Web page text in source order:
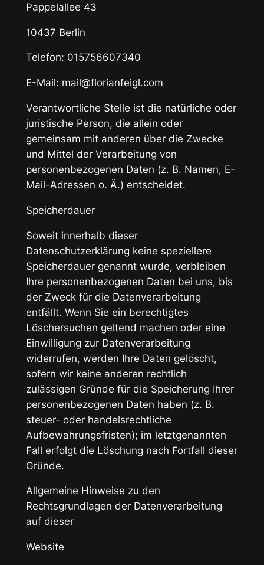
Pappelallee 43
10437 Berlin
Telefon: 015756607340
E-Mail: mail@florianfeigl.com
Verantwortliche Stelle ist die natürliche oder
juristische Person, die allein oder
gemeinsam mit anderen über die Zwecke
und Mittel der Verarbeitung von
personenbezogenen Daten (z. B. Namen, E-
Mail-Adressen o. Ä.) entscheidet.
Speicherdauer
Soweit innerhalb dieser
Datenschutzerklärung keine speziellere
Speicherdauer genannt wurde, verbleiben
Ihre personenbezogenen Daten bei uns, bis
der Zweck für die Datenverarbeitung
entfällt. Wenn Sie ein berechtigtes
Löschersuchen geltend machen oder eine
Einwilligung zur Datenverarbeitung
widerrufen, werden Ihre Daten gelöscht,
sofern wir keine anderen rechtlich
zulässigen Gründe für die Speicherung Ihrer
personenbezogenen Daten haben (z. B.
steuer- oder handelsrechtliche
Aufbewahrungsfristen); im letztgenannten
Fall erfolgt die Löschung nach Fortfall dieser
Gründe.
Allgemeine Hinweise zu den
Rechtsgrundlagen der Datenverarbeitung
auf dieser
Website